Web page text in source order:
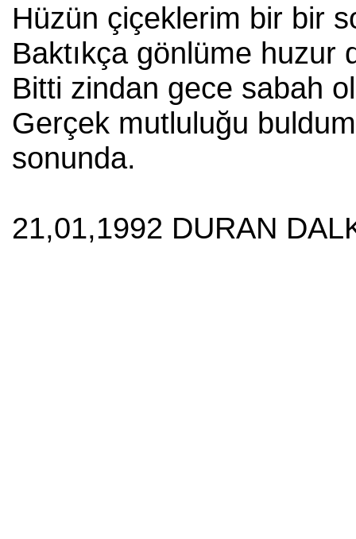
Hüzün çiçeklerim bir bir
Baktıkça gönlüme huzur
Bitti zindan gece sabah
Gerçek mutluluğu buldum
sonunda.
21,01,1992 DURAN